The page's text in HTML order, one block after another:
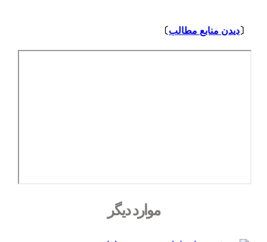
دیدن منابع مطالب〕
موارد دیگر